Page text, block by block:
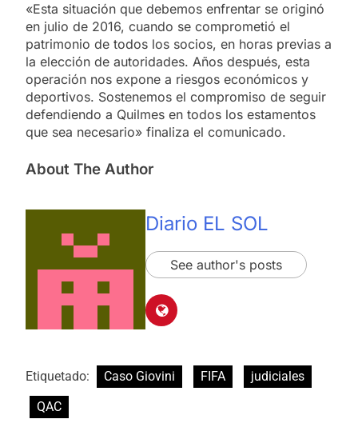
«Esta situación que debemos enfrentar se originó
en julio de 2016, cuando se comprometió el
patrimonio de todos los socios, en horas previas a
la elección de autoridades. Años después, esta
operación nos expone a riesgos económicos y
deportivos. Sostenemos el compromiso de seguir
defendiendo a Quilmes en todos los estamentos
que sea necesario» finaliza el comunicado.
About The Author
Diario EL SOL
See author's posts
Etiquetado: Caso Giovini FIFA
judiciales
QAC